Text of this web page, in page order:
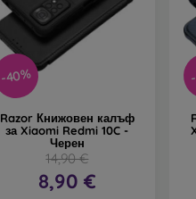
-40%
Razor Книжовен калъф
за Xiaomi Redmi 10C -
Черен
14,90 €
8,90 €